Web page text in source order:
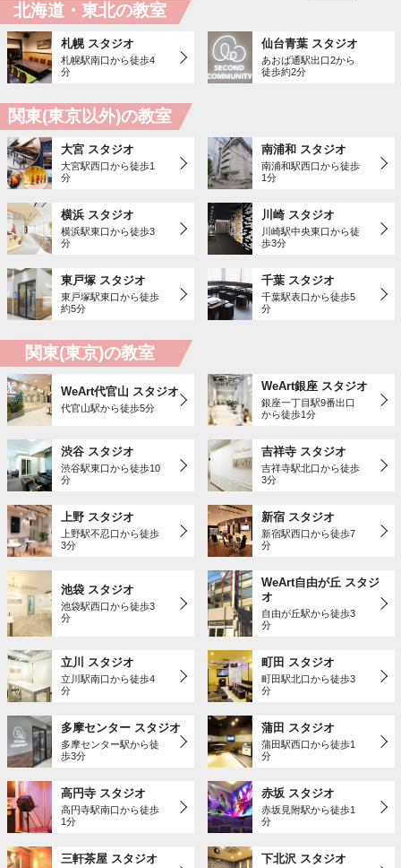
北海道・東北の教室
札幌 スタジオ
札幌駅南口から徒歩4
分
仙台青葉 スタジオ
あおば通駅出口2から
徒歩約2分
関東(東京以外)の教室
大宮 スタジオ
大宮駅西口から徒歩1
分
南浦和 スタジオ
南浦和駅西口から徒歩
1分
横浜 スタジオ
横浜駅東口から徒歩3
分
川崎 スタジオ
川崎駅中央東口から徒
歩3分
東戸塚 スタジオ
東戸塚駅東口から徒歩
約5分
千葉 スタジオ
千葉駅表口から徒歩5
分
関東(東京)の教室
WeArt代官山 スタジオ
代官山駅から徒歩5分
WeArt銀座 スタジオ
銀座一丁目駅9番出口
から徒歩1分
渋谷 スタジオ
渋谷駅東口から徒歩10
分
吉祥寺 スタジオ
吉祥寺駅北口から徒歩
3分
上野 スタジオ
上野駅不忍口から徒歩
3分
新宿 スタジオ
新宿駅西口から徒歩7
分
池袋 スタジオ
池袋駅西口から徒歩3
分
WeArt自由が丘 スタジ
オ
自由が丘駅から徒歩3
分
立川 スタジオ
立川駅南口から徒歩4
分
町田 スタジオ
町田駅北口から徒歩3
分
多摩センター スタジオ
多摩センター駅から徒
歩3分
蒲田 スタジオ
蒲田駅西口から徒歩1
分
高円寺 スタジオ
高円寺駅南口から徒歩
1分
赤坂 スタジオ
赤坂見附駅から徒歩1
分
三軒茶屋 スタジオ 下北沢 スタジオ